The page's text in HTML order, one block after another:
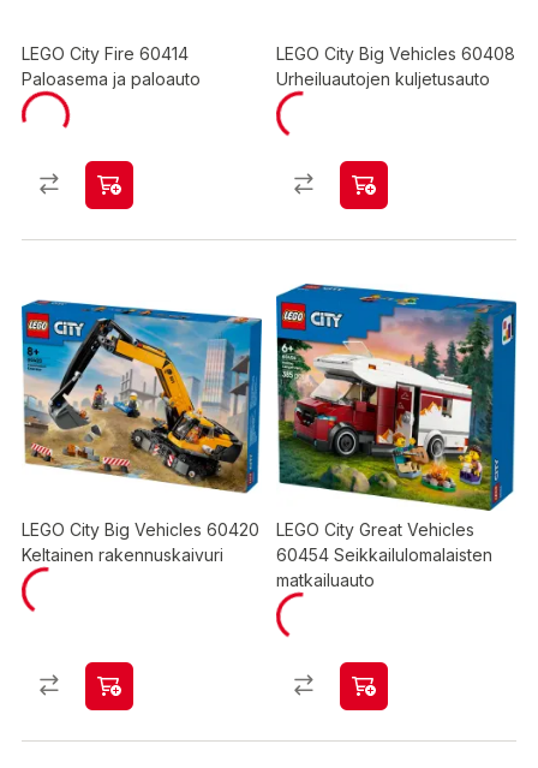
LEGO City Fire 60414
Paloasema ja paloauto
LEGO City Big Vehicles 60408
Urheiluautojen kuljetusauto
LEGO City Big Vehicles 60420
Keltainen rakennuskaivuri
LEGO City Great Vehicles
60454 Seikkailulomalaisten
matkailuauto